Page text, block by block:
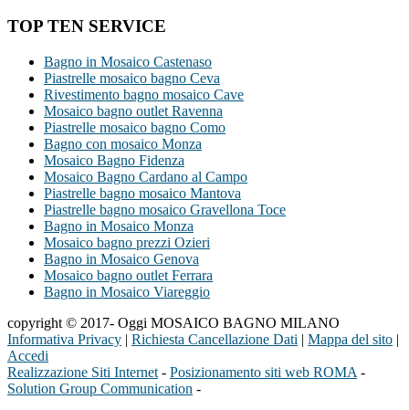
TOP TEN SERVICE
Bagno in Mosaico Castenaso
Piastrelle mosaico bagno Ceva
Rivestimento bagno mosaico Cave
Mosaico bagno outlet Ravenna
Piastrelle mosaico bagno Como
Bagno con mosaico Monza
Mosaico Bagno Fidenza
Mosaico Bagno Cardano al Campo
Piastrelle bagno mosaico Mantova
Piastrelle bagno mosaico Gravellona Toce
Bagno in Mosaico Monza
Mosaico bagno prezzi Ozieri
Bagno in Mosaico Genova
Mosaico bagno outlet Ferrara
Bagno in Mosaico Viareggio
copyright © 2017- Oggi MOSAICO BAGNO MILANO
Informativa Privacy | Richiesta Cancellazione Dati | Mappa del sito |
Accedi
Realizzazione Siti Internet - Posizionamento siti web ROMA -
Solution Group Communication -